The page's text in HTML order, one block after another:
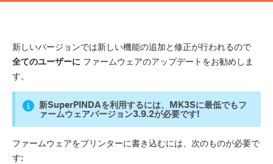
新しいバージョンでは新しい機能の追加と修正が行われるので
全てのユーザーに ファームウェアのアップデートをお勧めしま
す。
新SuperPINDAを利用するには、MK3Sに最低でもフ
ァームウェアバージョン3.9.2が必要です!
ファームウェアをプリンターに書き込むには、次のものが必要で
す: